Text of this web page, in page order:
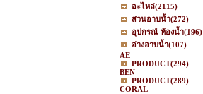
อะไหล่(2115)
ส่วนอาบน้ำ(272)
อุปกรณ์-ห้องน้ำ(196)
อ่างอาบน้ำ(107)
AE
PRODUCT(294)
BEN
PRODUCT(289)
CORAL